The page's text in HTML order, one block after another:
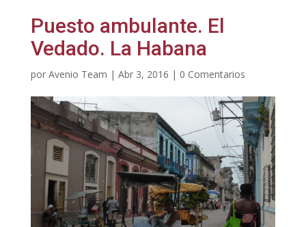
Puesto ambulante. El
Vedado. La Habana
por Avenio Team | Abr 3, 2016 | 0 Comentarios